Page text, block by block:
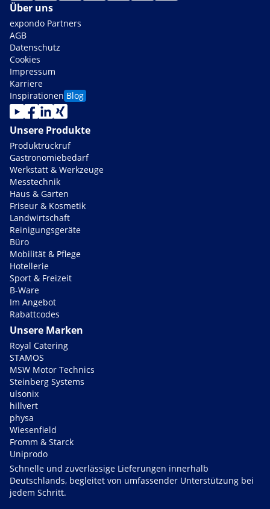
Über uns
expondo Partners
AGB
Datenschutz
Cookies
Impressum
Karriere
Inspirationen Blog
Unsere Produkte
Produktrückruf
Gastronomiebedarf
Werkstatt & Werkzeuge
Messtechnik
Haus & Garten
Friseur & Kosmetik
Landwirtschaft
Reinigungsgeräte
Büro
Mobilität & Pflege
Hotellerie
Sport & Freizeit
B-Ware
Im Angebot
Rabattcodes
Unsere Marken
Royal Catering
STAMOS
MSW Motor Technics
Steinberg Systems
ulsonix
hillvert
physa
Wiesenfield
Fromm & Starck
Uniprodo
Schnelle und zuverlässige Lieferungen innerhalb
Deutschlands, begleitet von umfassender Unterstützung bei
jedem Schritt.